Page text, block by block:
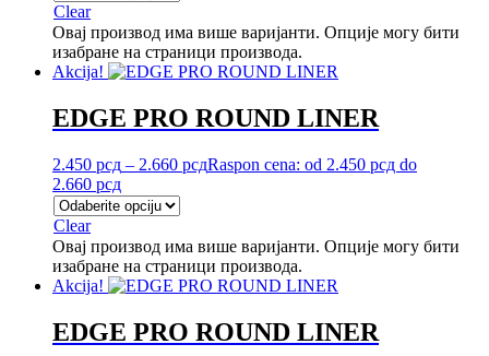
Clear
Овај производ има више варијанти. Опције могу бити
изабране на страници производа.
Akcija!
EDGE PRO ROUND LINER
2.450 рсд – 2.660 рсдRaspon cena: od 2.450 рсд do
2.660 рсд
Clear
Овај производ има више варијанти. Опције могу бити
изабране на страници производа.
Akcija!
EDGE PRO ROUND LINER